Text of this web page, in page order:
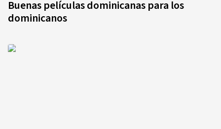
Buenas películas dominicanas para los
dominicanos